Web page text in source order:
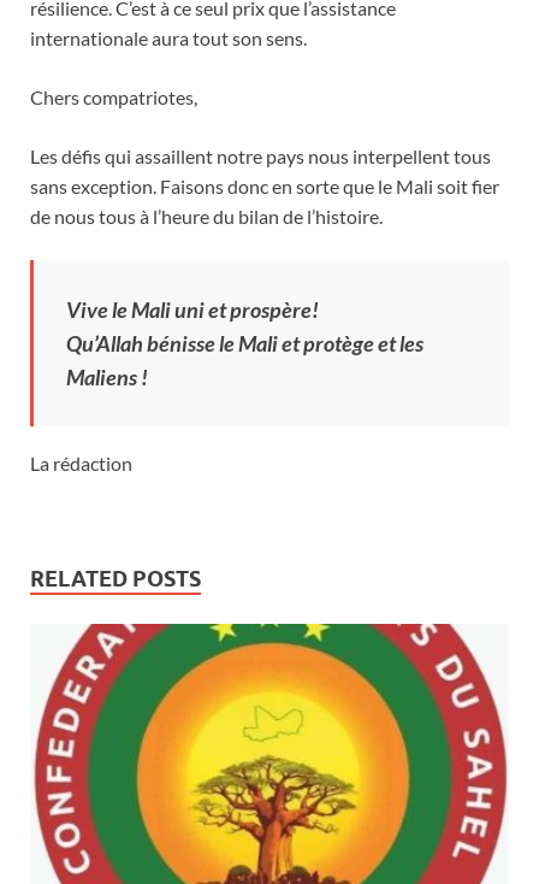
résilience. C’est à ce seul prix que l’assistance
internationale aura tout son sens.
Chers compatriotes,
Les défis qui assaillent notre pays nous interpellent tous
sans exception. Faisons donc en sorte que le Mali soit fier
de nous tous à l’heure du bilan de l’histoire.
Vive le Mali uni et prospère!
Qu’Allah bénisse le Mali et protège et les
Maliens !
La rédaction
RELATED POSTS